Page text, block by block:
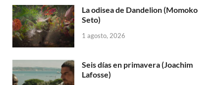
La odisea de Dandelion (Momoko
Seto)
1 agosto, 2026
Seis días en primavera (Joachim
Lafosse)